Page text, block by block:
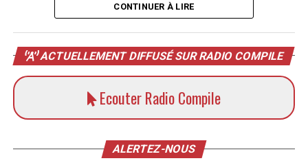
CONTINUER À LIRE
ACTUELLEMENT DIFFUSÉ SUR RADIO COMPILE
Ecouter Radio Compile
ALERTEZ-NOUS